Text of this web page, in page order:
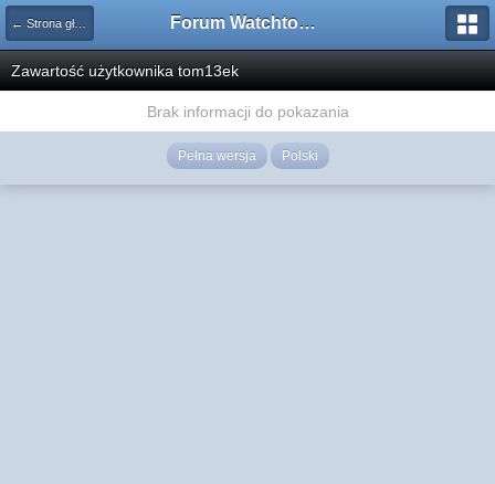
← Strona główna Forum Watchtower
Zawartość użytkownika tom13ek
Brak informacji do pokazania
Pełna wersja Polski